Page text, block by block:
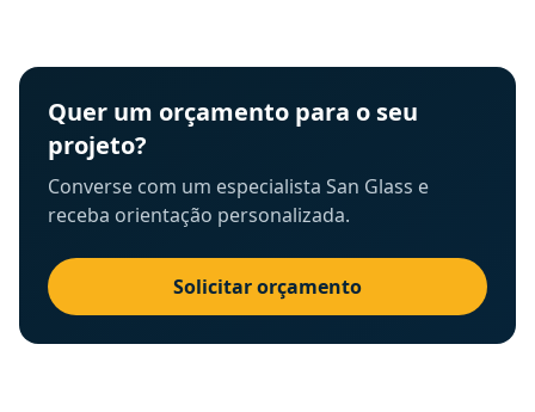
Quer um orçamento para o seu
projeto?
Converse com um especialista San Glass e
receba orientação personalizada.
Solicitar orçamento